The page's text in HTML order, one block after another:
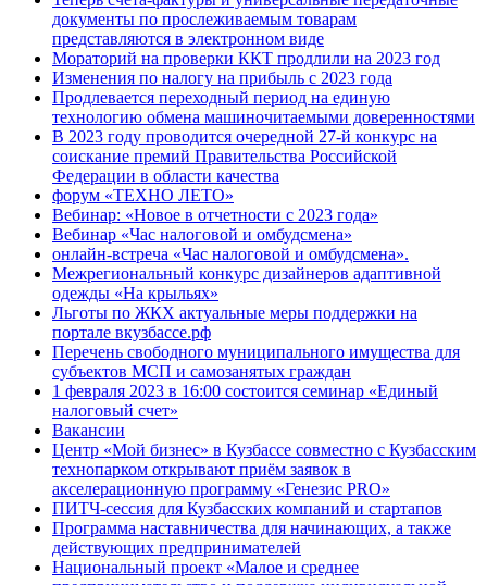
документы по прослеживаемым товарам
представляются в электронном виде
Мораторий на проверки ККТ продлили на 2023 год
Изменения по налогу на прибыль с 2023 года
Продлевается переходный период на единую
технологию обмена машиночитаемыми доверенностями
В 2023 году проводится очередной 27-й конкурс на
соискание премий Правительства Российской
Федерации в области качества
форум «ТЕХНО ЛЕТО»
Вебинар: «Новое в отчетности с 2023 года»
Вебинар «Час налоговой и омбудсмена»
онлайн-встреча «Час налоговой и омбудсмена».
Межрегиональный конкурс дизайнеров адаптивной
одежды «На крыльях»
Льготы по ЖКХ актуальные меры поддержки на
портале вкузбассе.рф
Перечень свободного муниципального имущества для
субъектов МСП и самозанятых граждан
1 февраля 2023 в 16:00 состоится семинар «Единый
налоговый счет»
Вакансии
Центр «Мой бизнес» в Кузбассе совместно с Кузбасским
технопарком открывают приём заявок в
акселерационную программу «Генезис PRO»
ПИТЧ-сессия для Кузбасских компаний и стартапов
Программа наставничества для начинающих, а также
действующих предпринимателей
Национальный проект «Малое и среднее